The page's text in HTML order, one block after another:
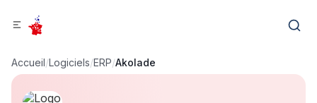
Accueil/Logiciels/ERP/Akolade